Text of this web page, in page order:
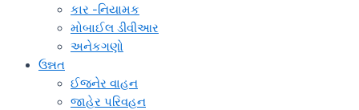
કાર -નિયામક
મોબાઈલ ડીવીઆર
અનેકગણો
ઉન્નત
ઈજનેર વાહન
જાહેર પરિવહન